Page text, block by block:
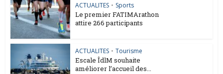
ACTUALITES • Sports
Le premier FATIMArathon
attire 266 participants
ACTUALITES • Tourisme
Escale ÎdlM souhaite
améliorer l’accueil des...